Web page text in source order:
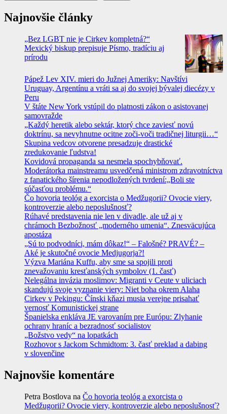
Najnovšie články
„Bez LGBT nie je Cirkev kompletná?“
Mexický biskup prepisuje Písmo, tradíciu aj
prírodu
Pápež Lev XIV. mieri do Južnej Ameriky: Navštívi
Uruguay, Argentínu a vráti sa aj do svojej bývalej diecézy v
Peru
V štáte New York vstúpil do platnosti zákon o asistovanej
samovražde
„Každý heretik alebo sektár, ktorý chce zaviesť novú
doktrínu, sa nevyhnutne ocitne zoči-voči tradičnej liturgii…“
Skupina vedcov otvorene presadzuje drastické
zredukovanie ľudstva!
Kovidová propaganda sa nesmela spochybňovať.
Moderátorka mainstreamu usvedčená ministrom zdravotníctva
z fanatického šírenia nepodložených tvrdení:„Boli ste
súčasťou problému.“
Čo hovoria teológ a exorcista o Medžugorii? Ovocie viery,
kontroverzie alebo neposlušnosť?
Rúhavé predstavenia nie len v divadle, ale už aj v
chrámoch Bezbožnosť „moderného umenia“. Znesväcujúca
apostáza
„Sú to podvodníci, mám dôkaz!“ – Falošné? PRAVÉ? –
Aké je skutočné ovocie Medjugorja?!
Výzva Mariána Kuffu, aby sme sa spojili proti
znevažovaniu kresťanských symbolov (1. časť)
Nelegálna invázia moslimov: Migranti v Ceute v uliciach
skandujú svoje vyznanie viery: Niet boha okrem Alaha
Cirkev v Pekingu: Čínski kňazi musia verejne prisahať
vernosť Komunistickej strane
Španielska enkláva JE varovaním pre Európu: Zlyhanie
ochrany hraníc a bezradnosť socialistov
„Božstvo vedy“ na lopatkách
Rozhovor s Jackom Schmidtom: 3. časť preklad a dabing
v slovenčine
Najnovšie komentáre
Petra Bostlova na Čo hovoria teológ a exorcista o
Medžugorii? Ovocie viery, kontroverzie alebo neposlušnosť?